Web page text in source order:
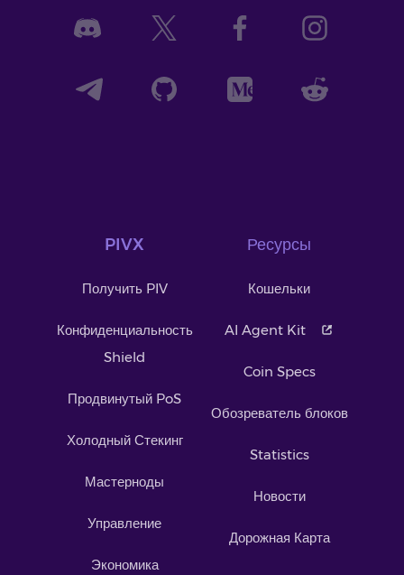
PIVX
Получить PIV
Конфиденциальность
Shield
Продвинутый PoS
Холодный Стекинг
Мастерноды
Управление
Экономика
Ресурсы
Кошельки
AI Agent Kit
Coin Specs
Обозреватель блоков
Statistics
Новости
Дорожная Карта